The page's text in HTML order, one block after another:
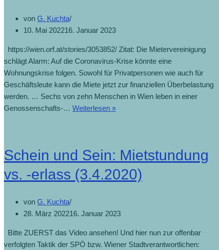
von G. Kuchta
10. Mai 202216. Januar 2023
https://wien.orf.at/stories/3053852/ Zitat: Die Mietervereinigung
schlägt Alarm: Auf die Coronavirus-Krise könnte eine
Wohnungskrise folgen. Sowohl für Privatpersonen wie auch für
Geschäftsleute kann die Miete jetzt zur finanziellen Überbelastung
werden. … Sechs von zehn Menschen in Wien leben in einer
Genossenschafts-… Weiterlesen »
Schein und Sein: Mietstundung
vs. -erlass (3.4.2020)
von G. Kuchta
28. März 202216. Januar 2023
Bitte ZUERST das Video ansehen! Und hier nun zur offenbar
verfolgten Taktik der SPÖ bzw. Wiener Stadtverantwortlichen: